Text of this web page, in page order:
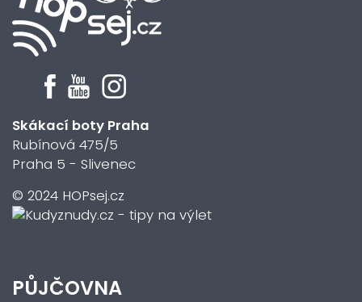
Skákací boty Praha
Rubínová 475/5
Praha 5 - Slivenec
© 2024 HOPsej.cz
PŮJČOVNA